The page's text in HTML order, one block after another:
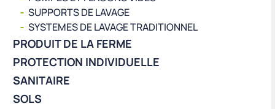
SUPPORTS DE LAVAGE
SYSTEMES DE LAVAGE TRADITIONNEL
PRODUIT DE LA FERME
PROTECTION INDIVIDUELLE
SANITAIRE
SOLS